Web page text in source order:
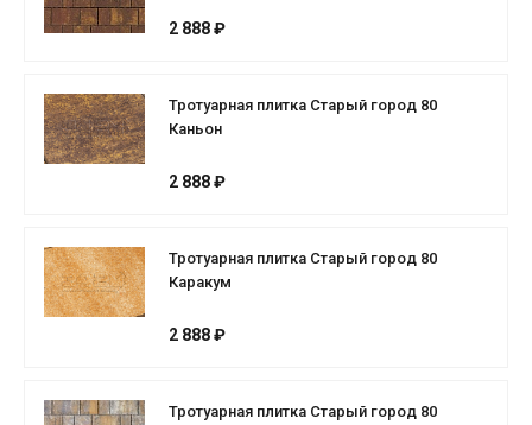
2 888 ₽
Тротуарная плитка Старый город 80
Каньон
2 888 ₽
Тротуарная плитка Старый город 80
Каракум
2 888 ₽
Тротуарная плитка Старый город 80